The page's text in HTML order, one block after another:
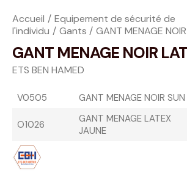
Accueil
Equipement de sécurité de
l'individu
Gants GANT MENAGE
GANT MENAGE NOIR
ETS BEN HAMED
V0505 GANT MENAGE NOIR SUN
O1026
GANT MENAGE LATEX
JAUNE